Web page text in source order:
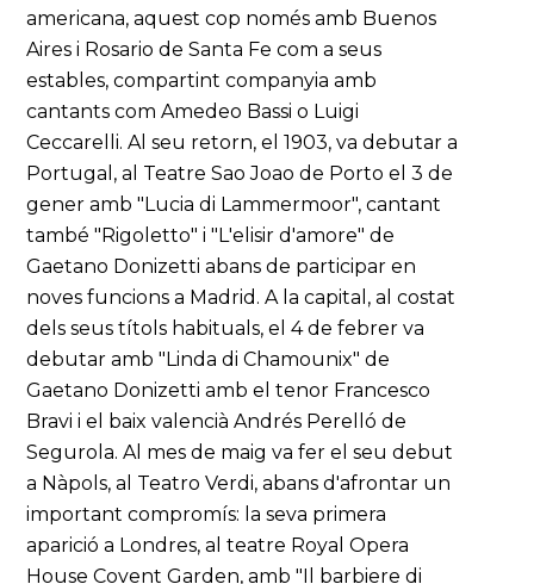
americana, aquest cop només amb Buenos
Aires i Rosario de Santa Fe com a seus
estables, compartint companyia amb
cantants com Amedeo Bassi o Luigi
Ceccarelli. Al seu retorn, el 1903, va debutar a
Portugal, al Teatre Sao Joao de Porto el 3 de
gener amb "Lucia di Lammermoor", cantant
també "Rigoletto" i "L'elisir d'amore" de
Gaetano Donizetti abans de participar en
noves funcions a Madrid. A la capital, al costat
dels seus títols habituals, el 4 de febrer va
debutar amb "Linda di Chamounix" de
Gaetano Donizetti amb el tenor Francesco
Bravi i el baix valencià Andrés Perelló de
Segurola. Al mes de maig va fer el seu debut
a Nàpols, al Teatro Verdi, abans d'afrontar un
important compromís: la seva primera
aparició a Londres, al teatre Royal Opera
House Covent Garden, amb "Il barbiere di